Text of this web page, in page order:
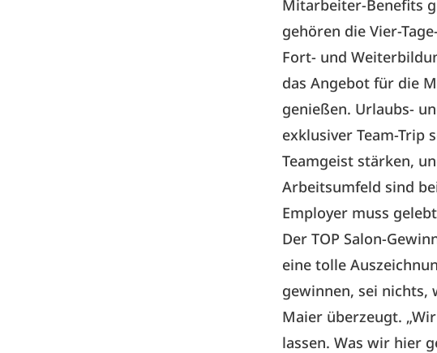
Mitarbeiter-Benefits
gehören die Vier-
Fort- und
das Angebot für die
genießen. Urlaubs-
exklusiver Team-Trip
Teamgeist stärken,
Arbeitsumfeld sind
Employer muss
Der TOP Salon-
eine tolle
gewinnen, sei nichts,
Maier überzeugt.
lassen. Was wir hier